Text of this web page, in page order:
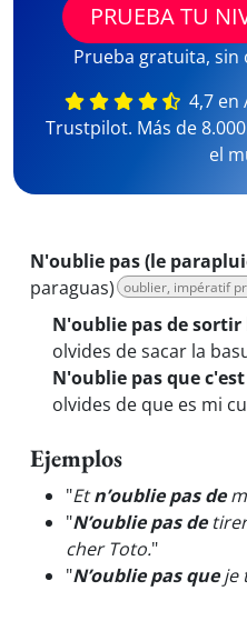
PRUEBA TU
Prueba gratuita,
4,7 en
Trustpilot. Más de
el
N'oublie pas (le
paraguas) oublier, impératif
N'oublie pas de sortir
olvides de sacar la
N'oublie pas que
olvides de que es mi
Ejemplos
"Etn’oublie pas de
"N’oublie pas detirer
cher Toto."
"N’oublie pas queje